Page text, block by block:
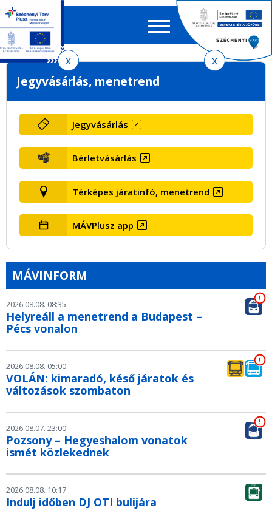
Ugrás
menetrendkeresőhöz
Ugrás
tartalomra
Ugrás
oldaltérképre
EN HU
űrlap
Jegyvásárlás, menetrend
Jegyvásárlás
Bérletvásárlás
Térképes járatinfó, menetrend
MÁVPlusz app
MÁVINFORM
2026.08.08. 08:35
Helyreáll a menetrend a Budapest –
Pécs vonalon
2026.08.08. 05:00
VOLÁN: kimaradó, késő járatok és
változások szombaton
2026.08.07. 23:00
Pozsony – Hegyeshalom vonatok
ismét közlekednek
2026.08.08. 10:17
Indulj időben DJ OTI bulijára